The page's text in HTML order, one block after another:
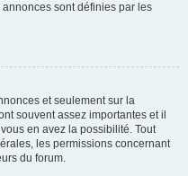
sont définies par les
et seulement sur la
souvent assez importantes et il
en avez la possibilité. Tout
les permissions concernant
du forum.